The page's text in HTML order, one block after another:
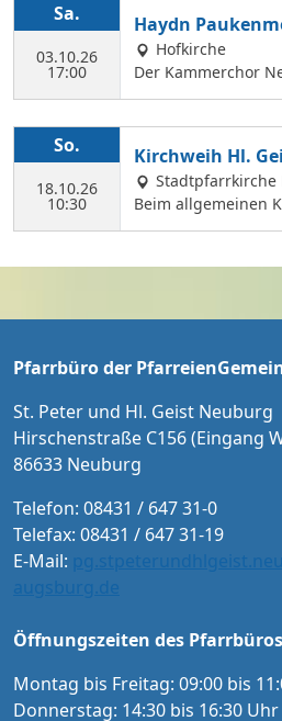
Sa.
03.10.26
17:00
Haydn
erchor
Hofkirche
Der Kammerchor
von Josef Haydn
ese Hob. XXIIIc:2 KAMMERCHOR NEUBURG S
olisten: KATHARINA
TH WERNER Alt
RIED MICHL Bass ORCHESTER COLLEGIUM M
weis Karten an der
ion Neuburg und
So.
18.10.26
10:30
Kirchweih Hl.
Stadtpfarrkirche
Beim allgemeinen
r uns an die Weihe
dass der Heilige
Pfarrbüro der
St. Peter und Hl. Geist Neuburg
Hirschenstraße C156 (Eingang
86633 Neuburg
Telefon: 08431 / 647 31-0
Telefax: 08431 / 647 31-19
E-Mail:
augsburg.de
Öffnungszeiten des
Montag bis Freitag: 09:00 bis
Donnerstag: 14:30 bis 16:30 Uhr